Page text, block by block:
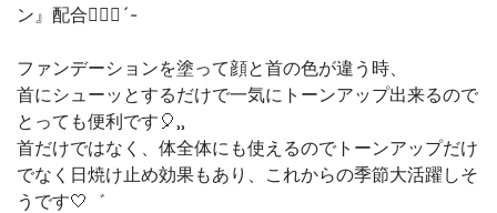
ン』配合🙋🏻‍♀️´-
ファンデーションを塗って顔と首の色が違う時、
首にシューッとするだけで一気にトーンアップ出来るので
とっても便利です🎈⸒⸒
首だけではなく、体全体にも使えるのでトーンアップだけ
でなく日焼け止め効果もあり、これからの季節大活躍しそ
うです🤍゛